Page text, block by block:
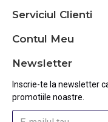
Serviciul Clienti
Contul Meu
Newsletter
Inscrie-te la newsletter
promotiile noastre.